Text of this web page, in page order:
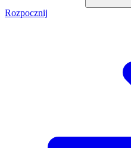
Rozpocznij